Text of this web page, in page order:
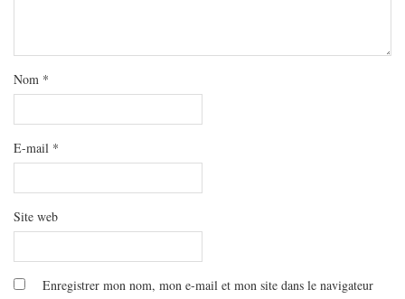
BEAUTÉ
ME CONTACTER
A PROPOS
PARUTIONS ET PARTENARIATS
Nom *
E-mail *
Site web
Enregistrer mon nom, mon e-mail et mon site dans le navigateur